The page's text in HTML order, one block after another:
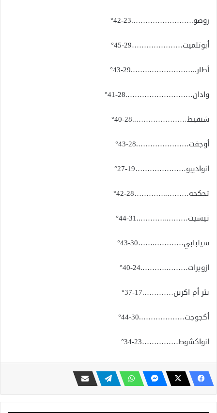
روصو.…………………….23-42°
أبوتلميت…………………29-45°
أطار..……………….…….29-43°
وادان……………………….28-41°
شنقيط…………………..28-40°
أوجفت………………….28-43°
انواذيبو…………………19-27°
تجكجه………..…………28-42°
تيشيت………..………..31-44°
سيلبابي………….……30-43°
ازويرات……….……….24-40°
بئر أم اكرين………….17-37°
أكجوجت……………….30-44°
انواكشوط……………23-34°